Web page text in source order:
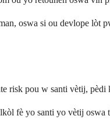
oswa si ou devlope lòt
risk pou w santi vètij, pèdi
fè yo santi yo vètij